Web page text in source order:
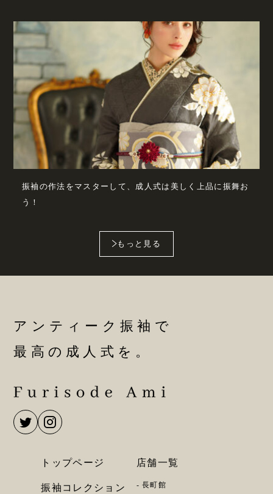
振袖の作法をマスターして、成人式は美しく上品に振舞お
う！
もっと見る
アンティーク振袖で
最高の成人式を。
トップページ
振袖コレクション
店舗一覧
長町館